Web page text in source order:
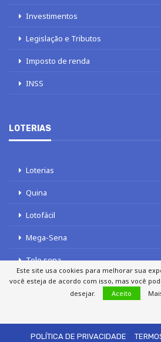
Investimentos
Legislação e Tributos
Imposto de renda
INSS
LOTERIAS
Loterias
Quina
Lotofácil
Mega-Sena
Tele sena
POLÍTICA DE PRIVACIDADE
Este site usa cookies para melhorar sua
você esteja de acordo com isso, mas você
desejar.
Aceito